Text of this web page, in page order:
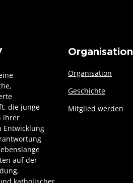
die junge
ihrer
Entwicklung
auf der
Organisation
Organisation
Geschichte
Mitglied werden